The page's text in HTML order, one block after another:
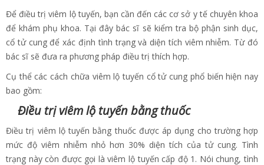
Để điều trị viêm lộ tuyến, bạn cần đến các cơ sở y tế chuyên khoa
để khám phụ khoa. Tại đây bác sĩ sẽ kiểm tra bộ phận sinh dục,
cổ tử cung để xác định tình trạng và diện tích viêm nhiễm. Từ đó
bác sĩ sẽ đưa ra phương pháp điều trị thích hợp.
Cụ thể các cách chữa viêm lộ tuyến cổ tử cung phổ biến hiện nay
bao gồm:
Điều trị viêm lộ tuyến bằng thuốc
Điều trị viêm lộ tuyến bằng thuốc được áp dụng cho trường hợp
mức độ viêm nhiễm nhỏ hơn 30% diện tích của tử cung. Tình
trạng này còn được gọi là viêm lộ tuyến cấp độ 1. Nói chung, tình